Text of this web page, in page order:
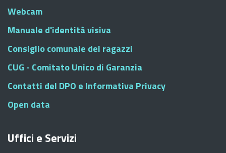
Webcam
Manuale d'identità visiva
Consiglio comunale dei ragazzi
CUG - Comitato Unico di Garanzia
Contatti del DPO e Informativa Privacy
Open data
Uffici e Servizi